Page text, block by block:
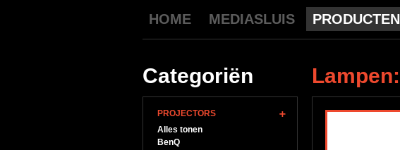
HOME MEDIASLUIS PRODUCTEN
Categoriën
PROJECTORS
Alles tonen
BenQ
Lampen: